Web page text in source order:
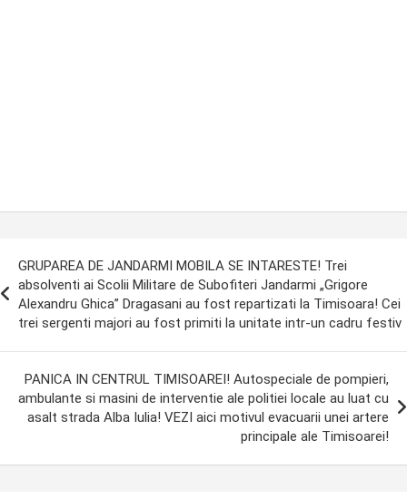
GRUPAREA DE JANDARMI MOBILA SE INTARESTE! Trei
absolventi ai Scolii Militare de Subofiteri Jandarmi „Grigore
Alexandru Ghica” Dragasani au fost repartizati la Timisoara! Cei
trei sergenti majori au fost primiti la unitate intr-un cadru festiv
PANICA IN CENTRUL TIMISOAREI! Autospeciale de pompieri,
ambulante si masini de interventie ale politiei locale au luat cu
asalt strada Alba Iulia! VEZI aici motivul evacuarii unei artere
principale ale Timisoarei!